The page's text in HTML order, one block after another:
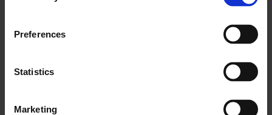
Preferences
Statistics
Marketing
Ihren Außendienstbetrieb.
Unsere Liste der Integrationen wird